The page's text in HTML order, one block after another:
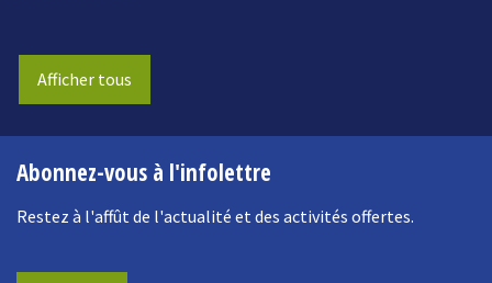
Afficher tous
Abonnez-vous à l'infolettre
Restez à l'affût de l'actualité et des activités offertes.